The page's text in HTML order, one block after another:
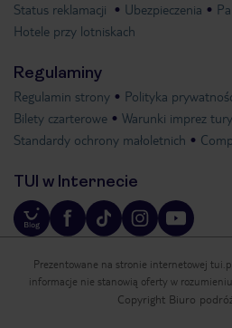
Status reklamacji
Ubezpieczenia
Hotele przy lotniskach
Regulaminy
Regulamin strony Polityka
Bilety czarterowe
Warunki imprez
Standardy ochrony małoletnich
TUI w Internecie
Prezentowane na stronie internetowej
informacje nie stanowią oferty w
Copyright Biuro